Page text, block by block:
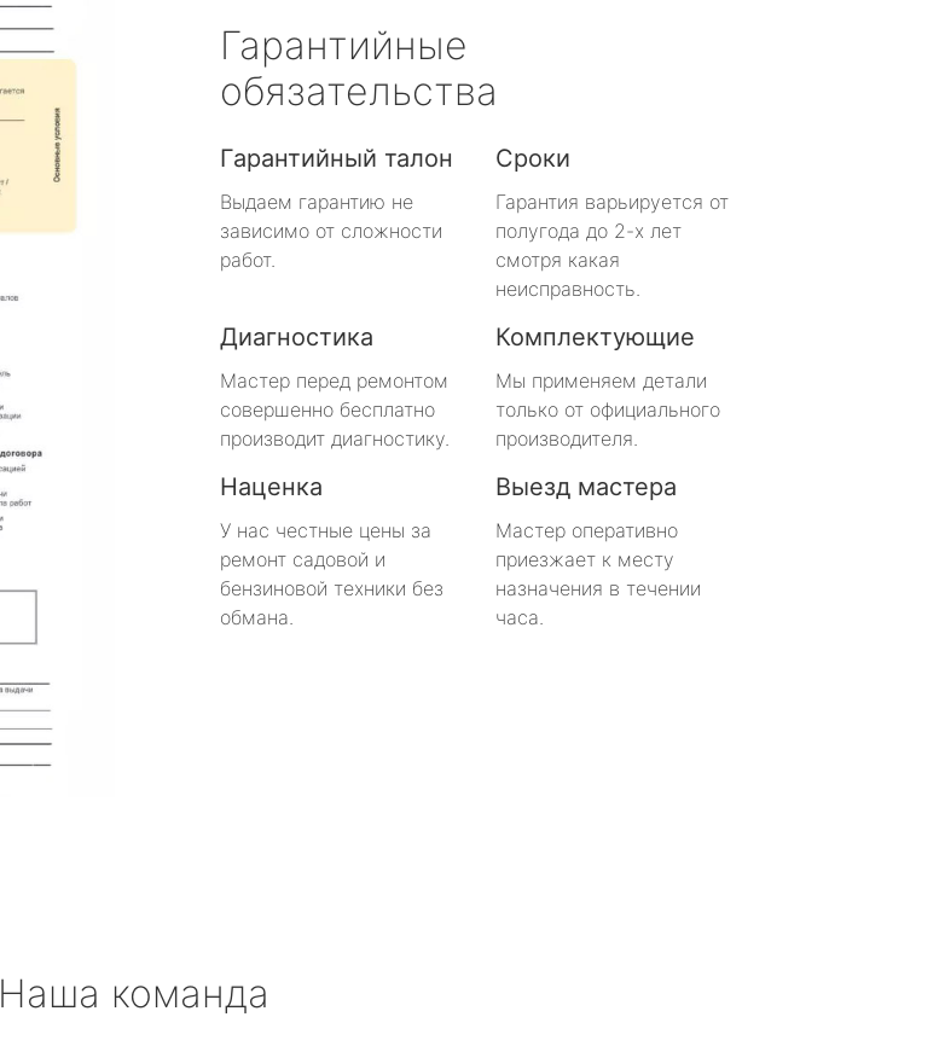
Гарантийные
обязательства
Гарантийный талон
Выдаем гарантию не
зависимо от сложности
работ.
Сроки
Гарантия варьируется от
полугода до 2-х лет
смотря какая
неисправность.
Диагностика
Мастер перед ремонтом
совершенно бесплатно
производит диагностику.
Комплектующие
Мы применяем детали
только от официального
производителя.
Наценка
У нас честные цены за
ремонт садовой и
бензиновой техники без
обмана.
Выезд мастера
Мастер оперативно
приезжает к месту
назначения в течении
часа.
Наша команда